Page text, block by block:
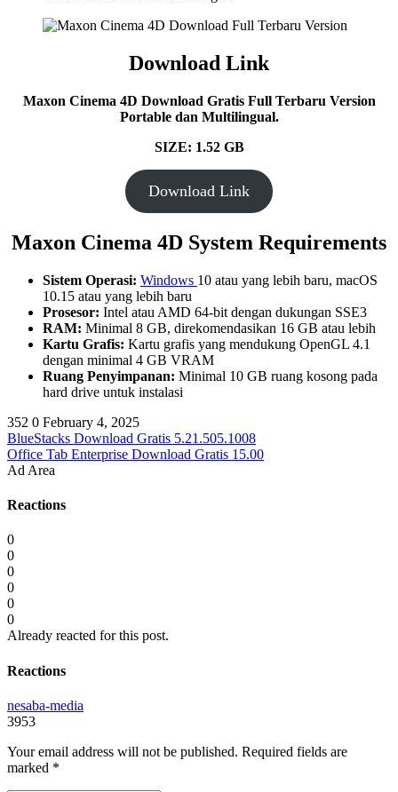
Download Link
Maxon Cinema 4D Download Gratis Full Terbaru Version
Portable dan Multilingual.
SIZE: 1.52 GB
Download Link
Maxon Cinema 4D System Requirements
Sistem Operasi: Windows 10 atau yang lebih baru, macOS
10.15 atau yang lebih baru
Prosesor: Intel atau AMD 64-bit dengan dukungan SSE3
RAM: Minimal 8 GB, direkomendasikan 16 GB atau lebih
Kartu Grafis: Kartu grafis yang mendukung OpenGL 4.1
dengan minimal 4 GB VRAM
Ruang Penyimpanan: Minimal 10 GB ruang kosong pada
hard drive untuk instalasi
352 0 February 4, 2025
BlueStacks Download Gratis 5.21.505.1008
Office Tab Enterprise Download Gratis 15.00
Ad Area
Reactions
0
0
0
0
0
0
Already reacted for this post.
Reactions
nesaba-media
3953
Your email address will not be published. Required fields are
marked *